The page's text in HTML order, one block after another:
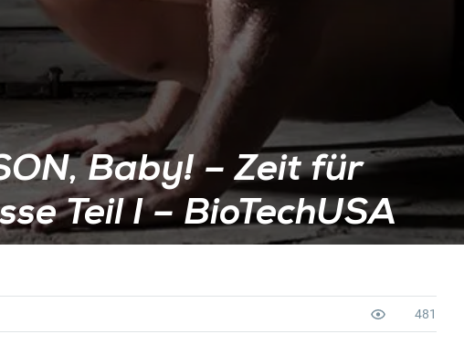
Baby! – Zeit für
Teil I – BioTechUSA
481